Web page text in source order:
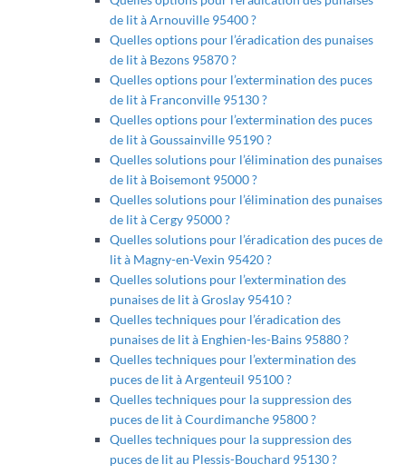
de lit à Arnouville 95400 ?
Quelles options pour l’éradication des punaises
de lit à Bezons 95870 ?
Quelles options pour l’extermination des puces
de lit à Franconville 95130 ?
Quelles options pour l’extermination des puces
de lit à Goussainville 95190 ?
Quelles solutions pour l’élimination des punaises
de lit à Boisemont 95000 ?
Quelles solutions pour l’élimination des punaises
de lit à Cergy 95000 ?
Quelles solutions pour l’éradication des puces de
lit à Magny-en-Vexin 95420 ?
Quelles solutions pour l’extermination des
punaises de lit à Groslay 95410 ?
Quelles techniques pour l’éradication des
punaises de lit à Enghien-les-Bains 95880 ?
Quelles techniques pour l’extermination des
puces de lit à Argenteuil 95100 ?
Quelles techniques pour la suppression des
puces de lit à Courdimanche 95800 ?
Quelles techniques pour la suppression des
puces de lit au Plessis-Bouchard 95130 ?